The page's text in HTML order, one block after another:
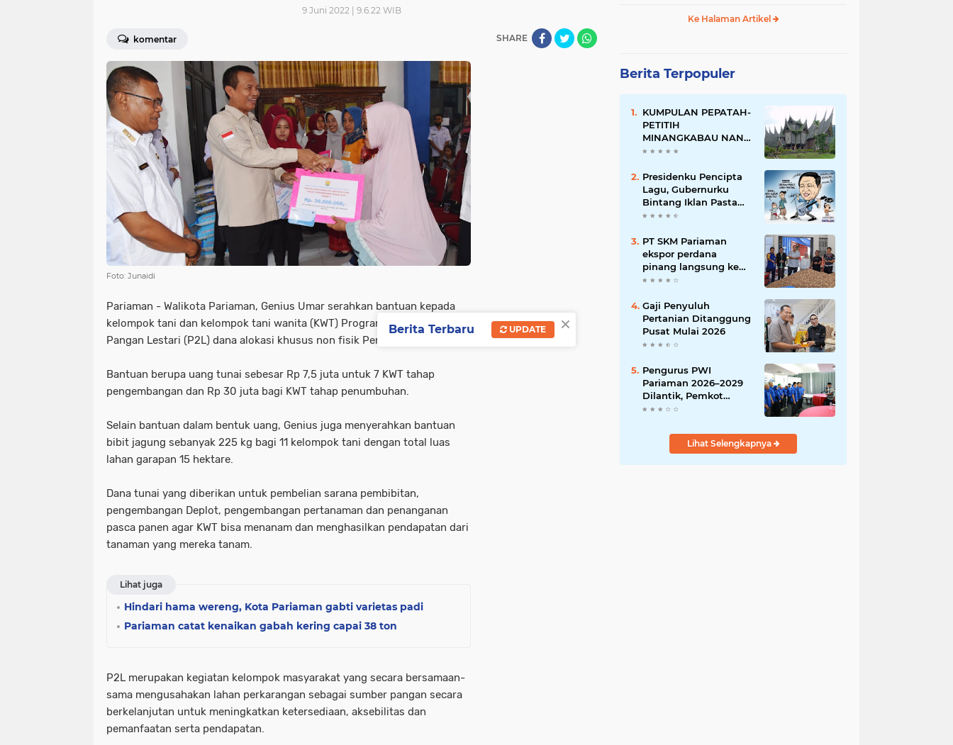
9 Juni 2022 | 9.6.22 WIB
komentar SHARE
Foto: Junaidi
Pariaman - Walikota Pariaman, Genius Umar serahkan bantuan kepada
kelompok tani dan kelompok tani wanita (KWT) Program Perkarangan
Pangan Lestari (P2L) dana alokasi khusus non fisik Pemerintah Pusat.
Bantuan berupa uang tunai sebesar Rp 7,5 juta untuk 7 KWT tahap
pengembangan dan Rp 30 juta bagi KWT tahap penumbuhan.
Selain bantuan dalam bentuk uang, Genius juga menyerahkan bantuan
bibit jagung sebanyak 225 kg bagi 11 kelompok tani dengan total luas
lahan garapan 15 hektare.
Dana tunai yang diberikan untuk pembelian sarana pembibitan,
pengembangan Deplot, pengembangan pertanaman dan penanganan
pasca panen agar KWT bisa menanam dan menghasilkan pendapatan dari
tanaman yang mereka tanam.
Lihat juga
Hindari hama wereng, Kota Pariaman gabti varietas padi
Pariaman catat kenaikan gabah kering capai 38 ton
P2L merupakan kegiatan kelompok masyarakat yang secara bersamaan-
sama mengusahakan lahan perkarangan sebagai sumber pangan secara
berkelanjutan untuk meningkatkan ketersediaan, aksebilitas dan
pemanfaatan serta pendapatan.
Ke Halaman Artikel
Berita Terpopuler
KUMPULAN PEPATAH-
PETITIH
MINANGKABAU NAN
ELOK
Presidenku Pencipta
Lagu, Gubernurku
Bintang Iklan Pasta
Gigi
PT SKM Pariaman
ekspor perdana
pinang langsung ke
India
Gaji Penyuluh
Pertanian Ditanggung
Pusat Mulai 2026
Pengurus PWI
Pariaman 2026–2029
Dilantik, Pemkot
Tekankan Sinergi dan
Lihat Selengkapnya
×
Berita Terbaru UPDATE